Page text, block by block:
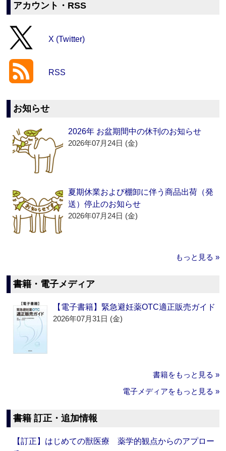
アカウント・RSS
X (Twitter)
RSS
お知らせ
2026年 お盆期間中の休刊のお知らせ
2026年07月24日 (金)
夏期休業および棚卸に伴う商品出荷（発
送）停止のお知らせ
2026年07月24日 (金)
もっと見る »
書籍・電子メディア
【電子書籍】緊急避妊薬OTC適正販売ガイド
2026年07月31日 (金)
書籍をもっと見る »
電子メディアをもっと見る »
書籍 訂正・追加情報
【訂正】はじめての獣医療 薬学的観点からのアプロー